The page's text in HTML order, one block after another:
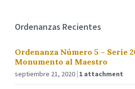
Ordenanzas Recientes
Ordenanza Número 5 – Serie
Monumento al Maestro
septiembre 21, 2020 1 attachment